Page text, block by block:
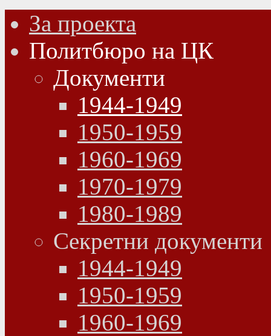
За проекта
Политбюро на ЦК
Документи
1944-1949
1950-1959
1960-1969
1970-1979
1980-1989
Секретни документи
1944-1949
1950-1959
1960-1969